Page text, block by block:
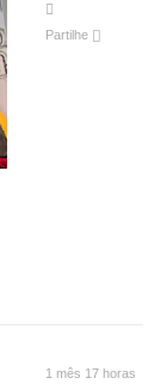
Partilhe
1 mês 17 horas